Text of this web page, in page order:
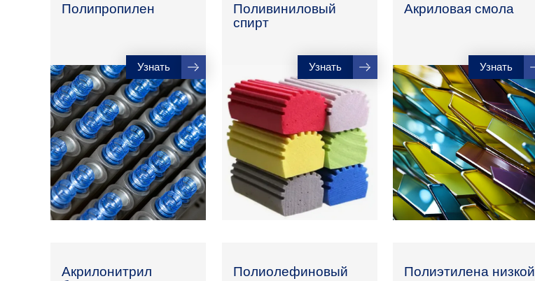
Полипропилен
Узнать
Поливиниловый
спирт
Узнать
Акриловая смола
Узнать
Акрилонитрил
Полиолефиновый
Полиэтилена низкой